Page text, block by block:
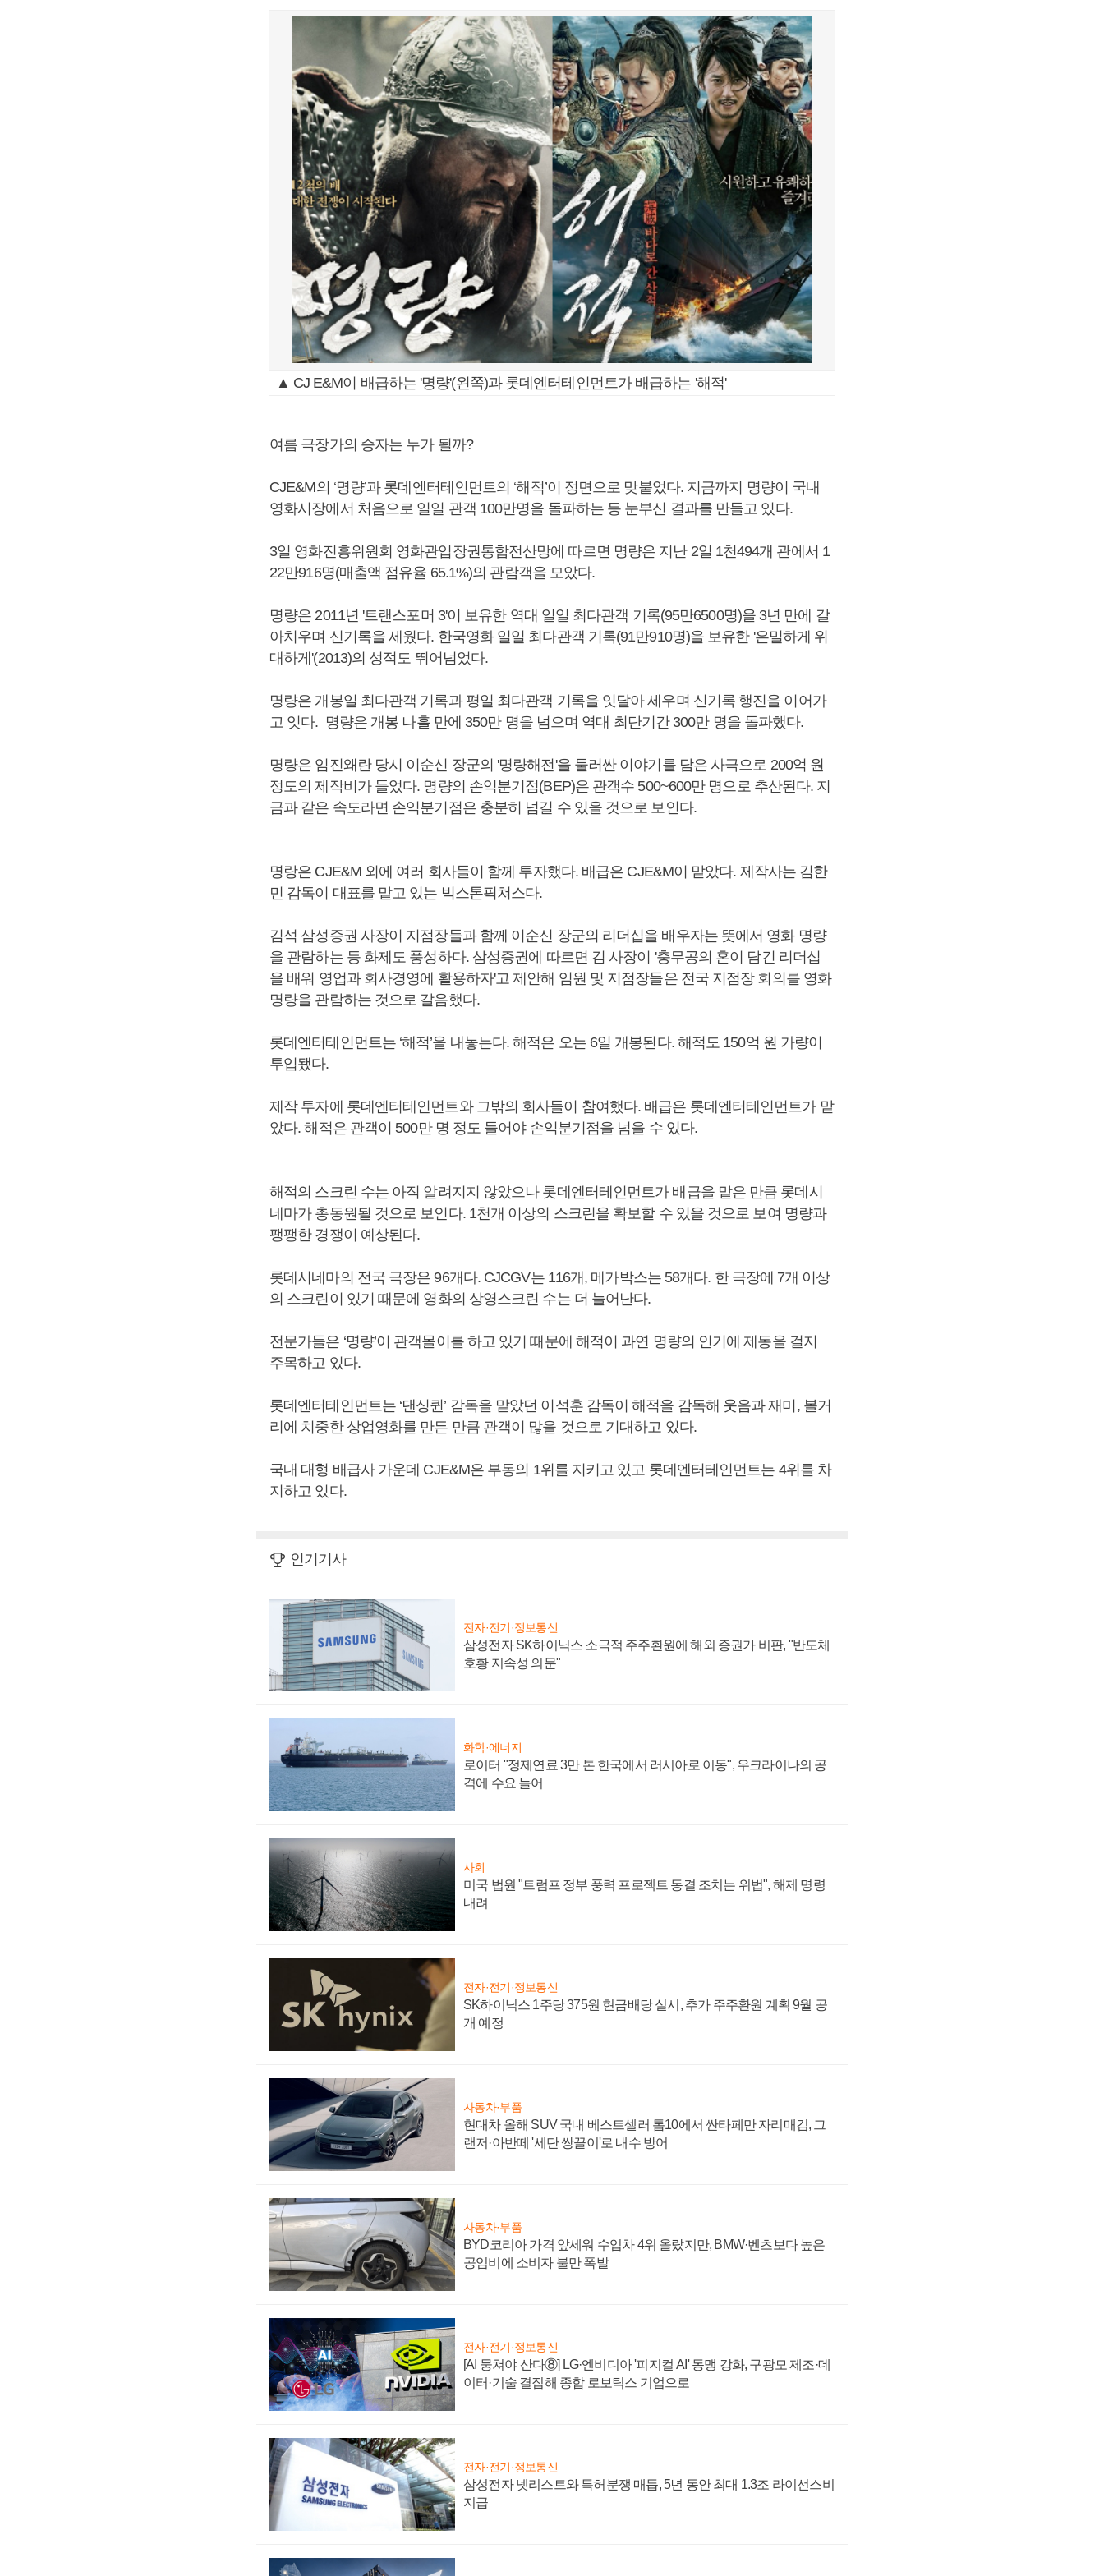
▲ CJ E&M이 배급하는 '명량'(왼쪽)과 롯데엔터테인먼트가 배급하는 '해적'
여름 극장가의 승자는 누가 될까?
CJE&M의 ‘명량’과 롯데엔터테인먼트의 ‘해적’이 정면으로 맞붙었다. 지금까지 명량이 국내
영화시장에서 처음으로 일일 관객 100만명을 돌파하는 등 눈부신 결과를 만들고 있다.
3일 영화진흥위원회 영화관입장권통합전산망에 따르면 명량은 지난 2일 1천494개 관에서 1
22만916명(매출액 점유율 65.1%)의 관람객을 모았다.
명량은 2011년 '트랜스포머 3'이 보유한 역대 일일 최다관객 기록(95만6500명)을 3년 만에 갈
아치우며 신기록을 세웠다. 한국영화 일일 최다관객 기록(91만910명)을 보유한 '은밀하게 위
대하게'(2013)의 성적도 뛰어넘었다.
명량은 개봉일 최다관객 기록과 평일 최다관객 기록을 잇달아 세우며 신기록 행진을 이어가
고 잇다. 명량은 개봉 나흘 만에 350만 명을 넘으며 역대 최단기간 300만 명을 돌파했다.
명량은 임진왜란 당시 이순신 장군의 '명량해전'을 둘러싼 이야기를 담은 사극으로 200억 원
정도의 제작비가 들었다. 명량의 손익분기점(BEP)은 관객수 500~600만 명으로 추산된다. 지
금과 같은 속도라면 손익분기점은 충분히 넘길 수 있을 것으로 보인다.
명랑은 CJE&M 외에 여러 회사들이 함께 투자했다. 배급은 CJE&M이 맡았다. 제작사는 김한
민 감독이 대표를 맡고 있는 빅스톤픽쳐스다.
김석 삼성증권 사장이 지점장들과 함께 이순신 장군의 리더십을 배우자는 뜻에서 영화 명량
을 관람하는 등 화제도 풍성하다. 삼성증권에 따르면 김 사장이 '충무공의 혼이 담긴 리더십
을 배워 영업과 회사경영에 활용하자'고 제안해 임원 및 지점장들은 전국 지점장 회의를 영화
명량을 관람하는 것으로 갈음했다.
롯데엔터테인먼트는 ‘해적’을 내놓는다. 해적은 오는 6일 개봉된다. 해적도 150억 원 가량이
투입됐다.
제작 투자에 롯데엔터테인먼트와 그밖의 회사들이 참여했다. 배급은 롯데엔터테인먼트가 맡
았다. 해적은 관객이 500만 명 정도 들어야 손익분기점을 넘을 수 있다.
해적의 스크린 수는 아직 알려지지 않았으나 롯데엔터테인먼트가 배급을 맡은 만큼 롯데시
네마가 총동원될 것으로 보인다. 1천개 이상의 스크린을 확보할 수 있을 것으로 보여 명량과
팽팽한 경쟁이 예상된다.
롯데시네마의 전국 극장은 96개다. CJCGV는 116개, 메가박스는 58개다. 한 극장에 7개 이상
의 스크린이 있기 때문에 영화의 상영스크린 수는 더 늘어난다.
전문가들은 ‘명량’이 관객몰이를 하고 있기 때문에 해적이 과연 명량의 인기에 제동을 걸지
주목하고 있다.
롯데엔터테인먼트는 ‘댄싱퀸’ 감독을 맡았던 이석훈 감독이 해적을 감독해 웃음과 재미, 볼거
리에 치중한 상업영화를 만든 만큼 관객이 많을 것으로 기대하고 있다.
국내 대형 배급사 가운데 CJE&M은 부동의 1위를 지키고 있고 롯데엔터테인먼트는 4위를 차
지하고 있다.
인기기사
전자·전기·정보통신
삼성전자 SK하이닉스 소극적 주주환원에 해외 증권가 비판, "반도체
호황 지속성 의문"
화학·에너지
로이터 "정제연료 3만 톤 한국에서 러시아로 이동", 우크라이나의 공
격에 수요 늘어
사회
미국 법원 "트럼프 정부 풍력 프로젝트 동결 조치는 위법", 해제 명령
내려
전자·전기·정보통신
SK하이닉스 1주당 375원 현금배당 실시, 추가 주주환원 계획 9월 공
개 예정
자동차·부품
현대차 올해 SUV 국내 베스트셀러 톱10에서 싼타페만 자리매김, 그
랜저·아반떼 '세단 쌍끌이'로 내수 방어
자동차·부품
BYD코리아 가격 앞세워 수입차 4위 올랐지만, BMW·벤츠보다 높은
공임비에 소비자 불만 폭발
전자·전기·정보통신
[AI 뭉쳐야 산다⑧] LG·엔비디아 '피지컬 AI' 동맹 강화, 구광모 제조·데
이터·기술 결집해 종합 로보틱스 기업으로
전자·전기·정보통신
삼성전자 넷리스트와 특허분쟁 매듭, 5년 동안 최대 1.3조 라이선스비
지급